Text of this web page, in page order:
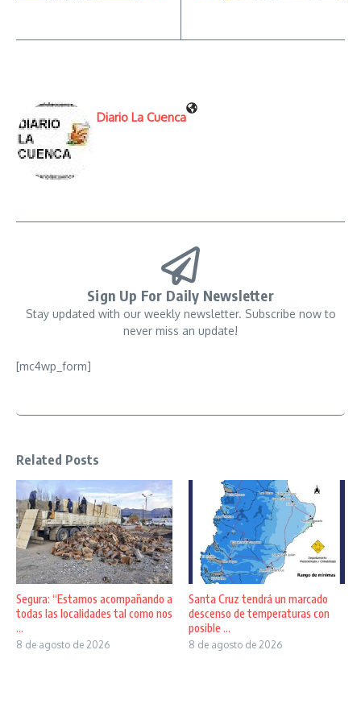
Diario La Cuenca
Sign Up For Daily Newsletter
Stay updated with our weekly newsletter. Subscribe now to
never miss an update!
[mc4wp_form]
Related Posts
Segura: “Estamos acompañando a
todas las localidades tal como nos
...
8 de agosto de 2026
Santa Cruz tendrá un marcado
descenso de temperaturas con
posible ...
8 de agosto de 2026